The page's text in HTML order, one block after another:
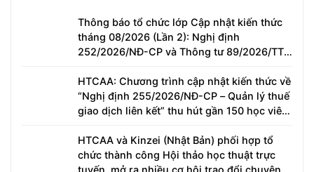
Thông báo tổ chức lớp Cập nhật kiến thức
tháng 08/2026 (Lần 2): Nghị định
252/2026/NĐ-CP và Thông tư 89/2026/TT-
cần lưu ý
HTCAA: Chương trình cập nhật kiến thức về
“Nghị định 255/2026/NĐ-CP – Quản lý thuế
giao dịch liên kết” thu hút gần 150 học viên
HTCAA và Kinzei (Nhật Bản) phối hợp tổ
chức thành công Hội thảo học thuật trực
tuyến, mở ra nhiều cơ hội trao đổi chuyên